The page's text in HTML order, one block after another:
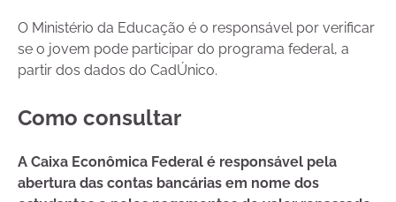
O Ministério da Educação é o responsável por verificar
se o jovem pode participar do programa federal, a
partir dos dados do CadÚnico.
Como consultar
A Caixa Econômica Federal é responsável pela
abertura das contas bancárias em nome dos